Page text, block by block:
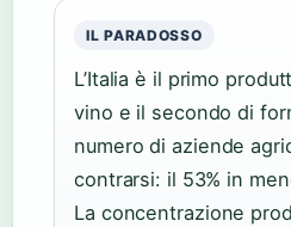
IL PARADOSSO
L’Italia è il primo
vino e il secondo di
numero di aziende
contrarsi: il 53% in
La concentrazione